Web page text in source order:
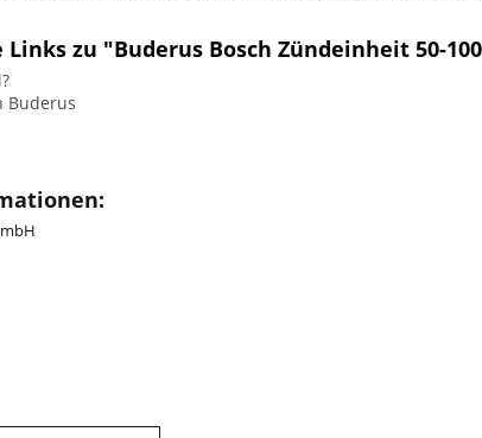
zu "Buderus Bosch Zündeinheit 50-
Buderus